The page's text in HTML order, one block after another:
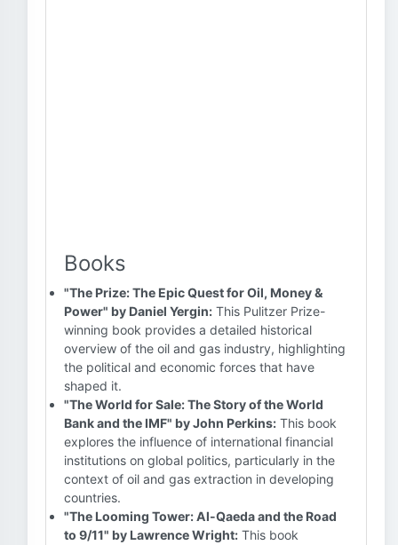
Books
"The Prize: The Epic Quest for Oil, Money &
Power" by Daniel Yergin: This Pulitzer Prize-
winning book provides a detailed historical
overview of the oil and gas industry, highlighting
the political and economic forces that have
shaped it.
"The World for Sale: The Story of the World
Bank and the IMF" by John Perkins: This book
explores the influence of international financial
institutions on global politics, particularly in the
context of oil and gas extraction in developing
countries.
"The Looming Tower: Al-Qaeda and the Road
to 9/11" by Lawrence Wright: This book